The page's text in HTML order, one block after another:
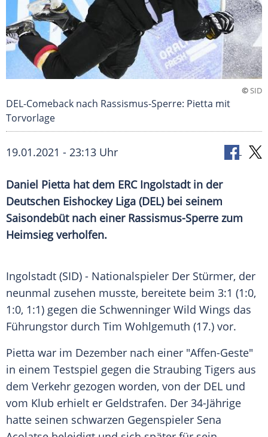
©SID
DEL-Comeback nach Rassismus-Sperre: Pietta mit
Torvorlage
19.01.2021 - 23:13 Uhr
Daniel Pietta hat dem ERC Ingolstadtin der
Deutschen EishockeyLiga (DEL) bei seinem
Saisondebütnach einer Rassismus-Sperre zum
Heimsiegverholfen.
Ingolstadt (SID) - Nationalspieler Der Stürmer, der
neunmal zusehen musste, bereitete beim 3:1 (1:0,
1:0, 1:1) gegen die Schwenninger Wild Wings das
Führungstor durch Tim Wohlgemuth (17.) vor.
Pietta war im Dezember nach einer "Affen-Geste"
in einem Testspiel gegen die Straubing Tigers aus
dem Verkehr gezogen worden, von der DEL und
vom Klub erhielt er Geldstrafen. Der 34-Jährige
hatte seinen schwarzen Gegenspieler Sena